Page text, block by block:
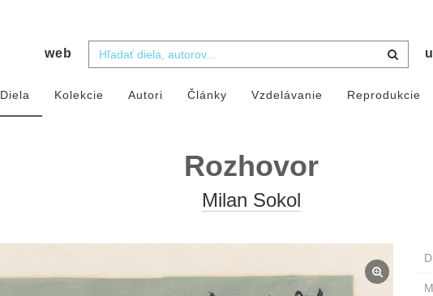
web
Diela Kolekcie Autori Články Vzdelávanie Reprodukcie
Rozhovor
Milan Sokol